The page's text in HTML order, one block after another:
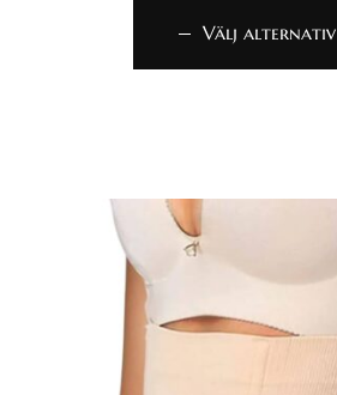
Välj alternativ